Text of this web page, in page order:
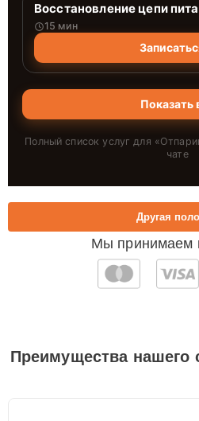
Восстановление цепи
15 мин
Показать
Полный список услуг для «
чате
Мы принимаем
Другая
Преимущества нашего